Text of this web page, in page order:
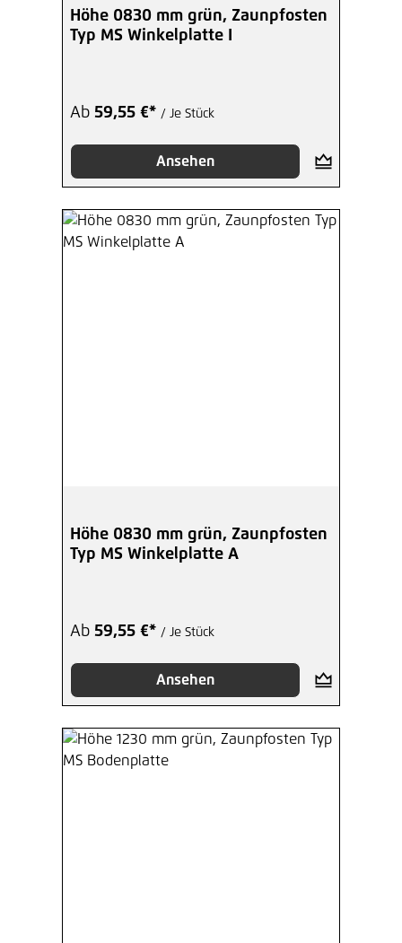
Höhe 0830 mm grün, Zaunpfosten
Typ MS Winkelplatte I
Ab 59,55 €* / Je Stück
Ansehen
Höhe 0830 mm grün, Zaunpfosten
Typ MS Winkelplatte A
Ab 59,55 €* / Je Stück
Ansehen